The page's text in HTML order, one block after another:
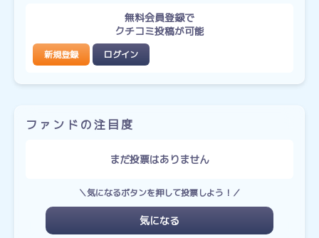
無料会員登録で
クチコミ投稿が可能
新規登録 ログイン
ファンドの注目度
まだ投票はありません
＼気になるボタンを押して投票しよう！／
気になる